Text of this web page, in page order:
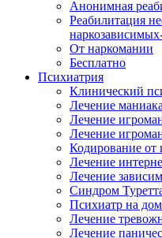
Анонимная
Реабилитация
От наркомании
Бесплатно
Психиатрия
Клинический
Лечение
Лечение
Лечение
Кодирование от
Лечение
Лечение
Синдром
Психиатр на дом
Лечение
Лечение